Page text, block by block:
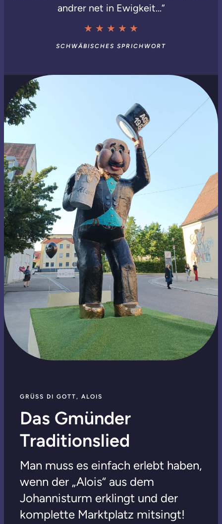
andrer net in Ewigkeit…“
★ ★ ★ ★ ★
SCHWÄBISCHES SPRICHWORT
GRÜSS DI GOTT, ALOIS
Das Gmünder
Traditionslied
Man muss es einfach erlebt haben,
wenn der „Alois“ aus dem
Johannisturm erklingt und der
komplette Marktplatz mitsingt!